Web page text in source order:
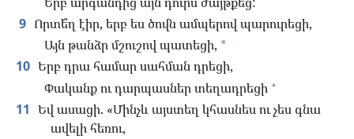
9 Որտե՞ղ էիր, երբ ես ծովն ամպերով պարուրեցի,
Այն թանձր մշուշով պատեցի, *
10 Երբ դրա համար սահման դրեցի,
Փականք ու դարպասներ տեղադրեցի +
11 Եվ ասացի. «Մինչև այստեղ կհասնես ու չես գնա
ավելի հեռու,